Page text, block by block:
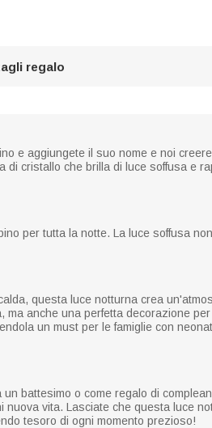
regalo
e aggiungete il suo nome e noi
di cristallo che brilla di luce soffusa e
per tutta la notte. La luce soffusa
questa luce notturna crea
anche una perfetta decorazione per
un must per le famiglie con
battesimo o come regalo di
vita. Lasciate che questa luce
tesoro di ogni momento prezioso!